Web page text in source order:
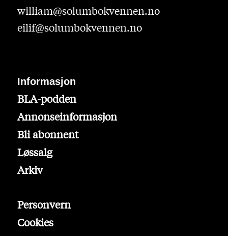
william@solumbokvennen.no
eilif@solumbokvennen.no
Informasjon
BLA-podden
Annonseinformasjon
Bli abonnent
Løssalg
Arkiv
Personvern
Cookies